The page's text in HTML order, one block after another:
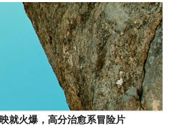
就火爆，高分治愈系冒险片